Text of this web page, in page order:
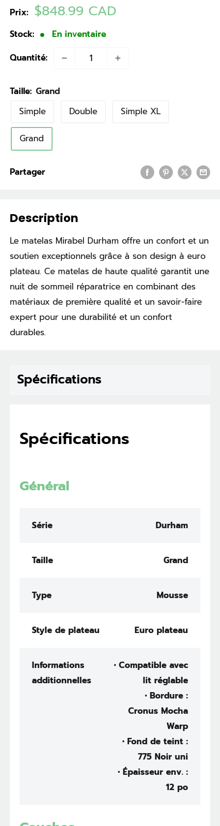
Prix: Prix
$848.99 CAD
Stock:
En inventaire
Quantité:
Taille: Grand
Simple
Double Simple XL
Grand
Partager
Description
Le matelas Mirabel Durham offre un confort et un
soutien exceptionnels grâce à son design à euro
plateau. Ce matelas de haute qualité garantit une
nuit de sommeil réparatrice en combinant des
matériaux de première qualité et un savoir-faire
expert pour une durabilité et un confort
durables.
Spécifications
Spécifications
Général
Série Durham
Taille Grand
Type Mousse
Style de plateau Euro plateau
Informations
additionnelles
• Compatible avec
lit réglable
• Bordure :
Cronus Mocha
Warp
• Fond de teint :
775 Noir uni
• Épaisseur env. :
12 po